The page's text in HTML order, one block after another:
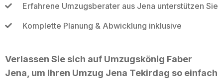
Erfahrene Umzugsberater aus Jena unterstützen Sie
Komplette Planung & Abwicklung inklusive
Verlassen Sie sich auf Umzugskönig Faber
Jena, um Ihren Umzug Jena Tekirdag so einfach